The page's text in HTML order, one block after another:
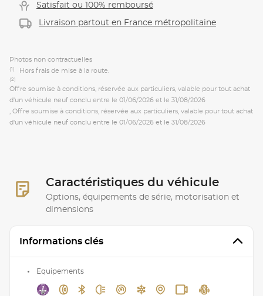
Satisfait ou 100% remboursé
Livraison partout en France métropolitaine
Photos non contractuelles
(1) Hors frais de mise à la route.
(2)
Offre soumise à conditions, réservée aux particuliers, valable pour tout achat
d'un véhicule neuf conclu entre le 01/06/2026 et le 31/08/2026
, Offre soumise à conditions, réservée aux particuliers, valable pour tout achat
d'un véhicule neuf conclu entre le 01/06/2026 et le 31/08/2026
Caractéristiques du véhicule
Options, équipements de série, motorisation et
dimensions
Informations clés
Equipements